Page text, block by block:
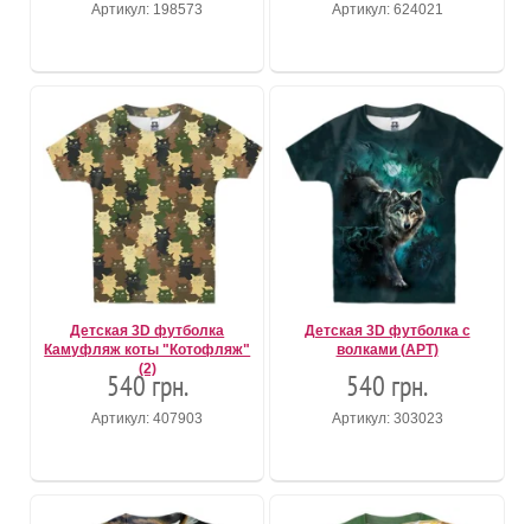
Артикул: 198573 Артикул: 624021
Детская 3D футболка
Камуфляж коты "Котофляж"
(2)
540 грн.
Артикул: 407903
Детская 3D футболка с
волками (АРТ)
540 грн.
Артикул: 303023